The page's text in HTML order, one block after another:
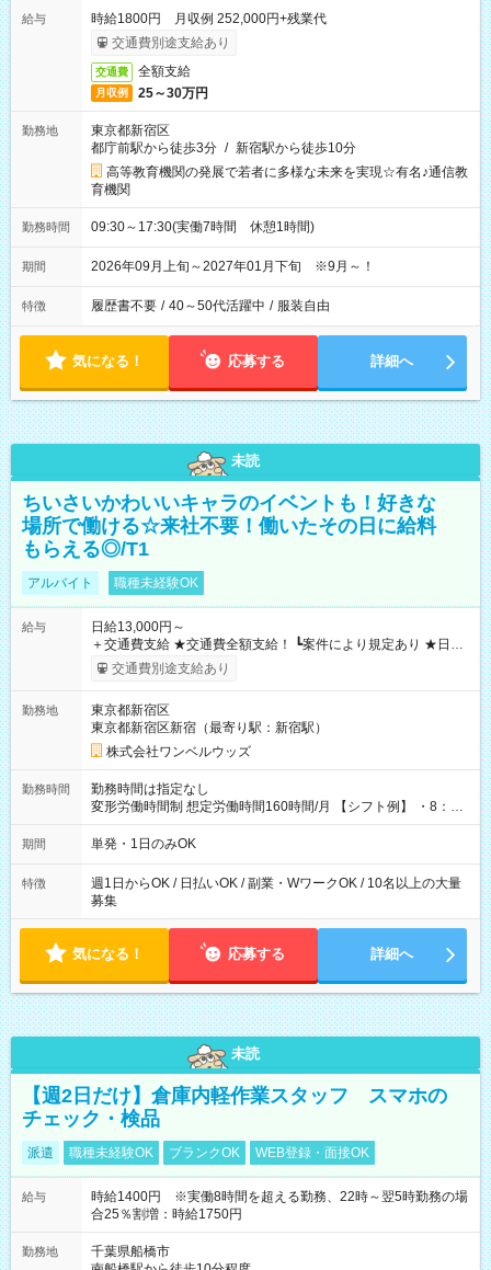
給与
時給1800円 月収例 252,000円+残業代
交通費別途支給あり
交通費 全額支給
月収例 25～30万円
勤務地
東京都新宿区
都庁前駅から徒歩3分 / 新宿駅から徒歩10分
高等教育機関の発展で若者に多様な未来を実現☆有名♪通信教
育機関
勤務時間 09:30～17:30(実働7時間 休憩1時間)
期間 2026年09月上旬～2027年01月下旬 ※9月～！
特徴 履歴書不要 / 40～50代活躍中 / 服装自由
気になる！ 応募する 詳細へ
未読
ちいさいかわいいキャラのイベントも！好きな
場所で働ける☆来社不要！働いたその日に給料
もらえる◎/T1
アルバイト 職種未経験OK
給与
日給13,000円～
＋交通費支給 ★交通費全額支給！ ┗案件により規定あり ★日払
いOK！（規定あり） ┗働いたその日に現金GET♪ お仕事後はコ
ンビニATMから 日払い分を引き落とせます！ 【試用期間】試
交通費別途支給あり
勤務地
東京都新宿区
東京都新宿区新宿（最寄り駅：新宿駅）
株式会社ワンベルウッズ
勤務時間
勤務時間は指定なし
変形労働時間制 想定労働時間160時間/月 【シフト例】 ・8：00
～21：00
期間 単発・1日のみOK
特徴
週1日からOK / 日払いOK / 副業・WワークOK / 10名以上の大量
募集
気になる！ 応募する 詳細へ
未読
【週2日だけ】倉庫内軽作業スタッフ スマホの
チェック・検品
派遣 職種未経験OK ブランクOK WEB登録・面接OK
給与
時給1400円 ※実働8時間を超える勤務、22時～翌5時勤務の場
合25％割増：時給1750円
勤務地
千葉県船橋市